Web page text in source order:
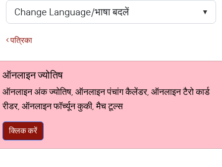
पत्रिका
ऑनलाइन ज्योतिष
ऑनलाइन अंक ज्योतिष, ऑनलाइन पंचांग कैलेंडर, ऑनलाइन टैरो कार्ड
रीडर, ऑनलाइन फॉर्च्यून कुकी, मैच टूल्स
क्लिक करें